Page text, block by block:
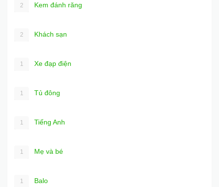
2 Kem đánh răng
2 Khách sạn
1 Xe đạp điện
1 Tủ đông
1 Tiếng Anh
1 Mẹ và bé
1 Balo